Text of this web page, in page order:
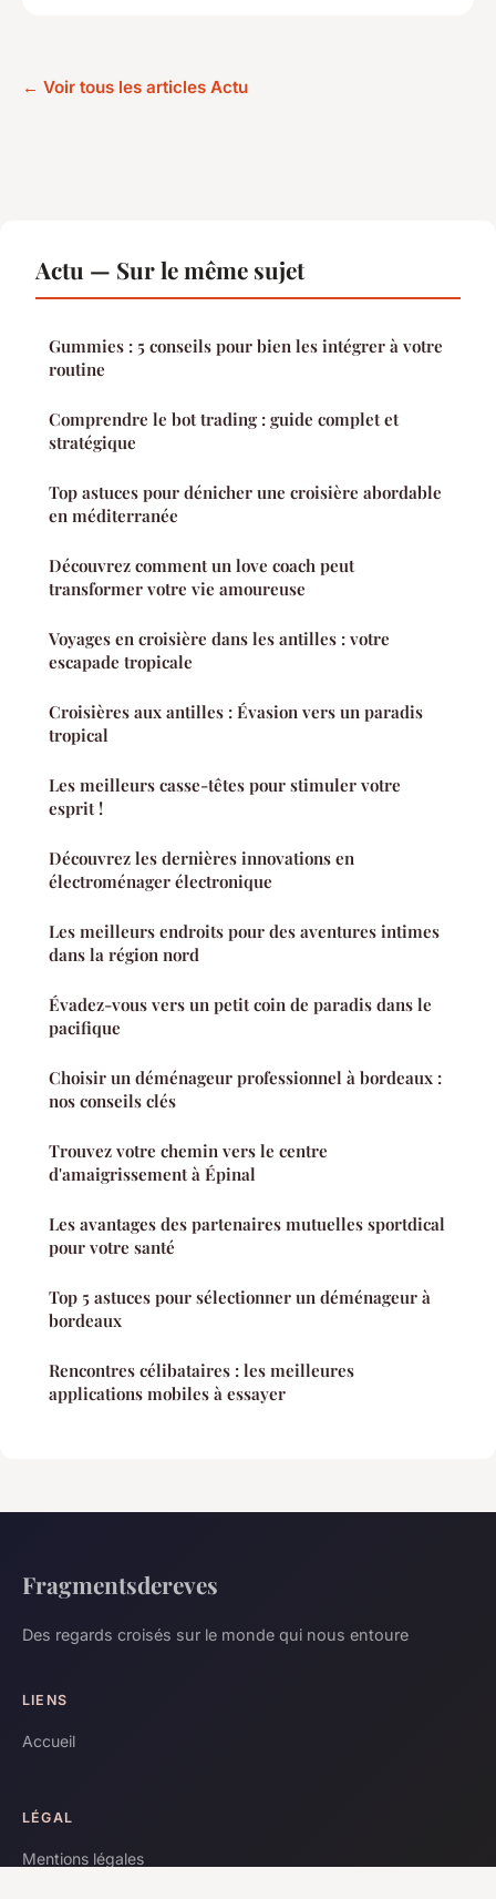
← Voir tous les articles Actu
Actu — Sur le même sujet
Gummies : 5 conseils pour bien les intégrer à votre
routine
Comprendre le bot trading : guide complet et
stratégique
Top astuces pour dénicher une croisière abordable
en méditerranée
Découvrez comment un love coach peut
transformer votre vie amoureuse
Voyages en croisière dans les antilles : votre
escapade tropicale
Croisières aux antilles : Évasion vers un paradis
tropical
Les meilleurs casse-têtes pour stimuler votre
esprit !
Découvrez les dernières innovations en
électroménager électronique
Les meilleurs endroits pour des aventures intimes
dans la région nord
Évadez-vous vers un petit coin de paradis dans le
pacifique
Choisir un déménageur professionnel à bordeaux :
nos conseils clés
Trouvez votre chemin vers le centre
d'amaigrissement à Épinal
Les avantages des partenaires mutuelles sportdical
pour votre santé
Top 5 astuces pour sélectionner un déménageur à
bordeaux
Rencontres célibataires : les meilleures
applications mobiles à essayer
Fragmentsdereves
Des regards croisés sur le monde qui nous entoure
LIENS
Accueil
LÉGAL
Mentions légales